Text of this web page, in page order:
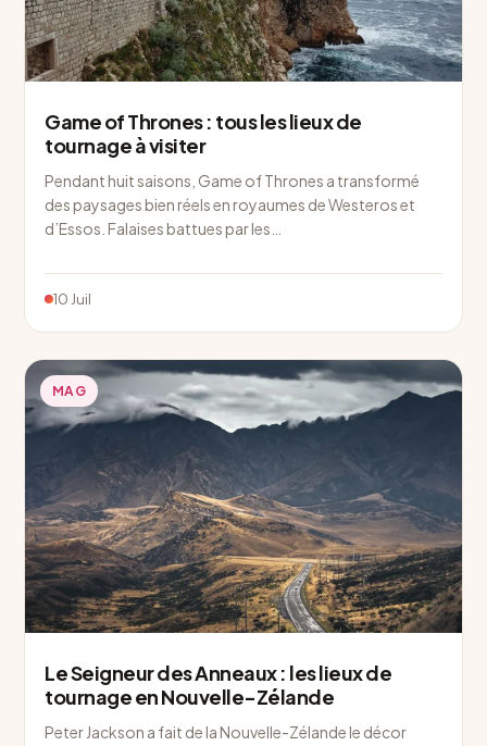
Game of Thrones : tous les lieux de
tournage à visiter
Pendant huit saisons, Game of Thrones a transformé
des paysages bien réels en royaumes de Westeros et
d’Essos. Falaises battues par les…
10 Juil
MAG
Le Seigneur des Anneaux : les lieux de
tournage en Nouvelle-Zélande
Peter Jackson a fait de la Nouvelle-Zélande le décor